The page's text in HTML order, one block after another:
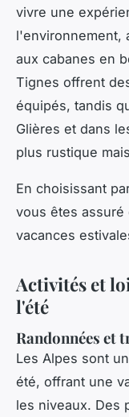
vivre une
l'environnement,
aux cabanes en
Tignes offrent
équipés, tandis
Glières et dans
plus rustique
En choisissant
vous êtes
vacances
Activités et
l'été
Randonnées et
Les Alpes sont un
été, offrant une
les niveaux. Des